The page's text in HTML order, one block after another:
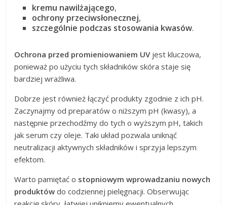
kremu nawilżającego,
ochrony przeciwsłonecznej,
szczególnie podczas stosowania kwasów.
Ochrona przed promieniowaniem UVjest kluczowa,
ponieważ po użyciu tych składników skóra staje się
bardziej wrażliwa.
Dobrze jest również łączyć produkty zgodnie z ich pH.
Zaczynajmy od preparatów o niższym pH (kwasy), a
następnie przechodźmy do tych o wyższym pH, takich
jak serum czy oleje. Taki układ pozwala uniknąć
neutralizacji aktywnych składników i sprzyja lepszym
efektom.
Warto pamiętać o stopniowym wprowadzaniu nowych
produktów do codziennej pielęgnacji. Obserwując